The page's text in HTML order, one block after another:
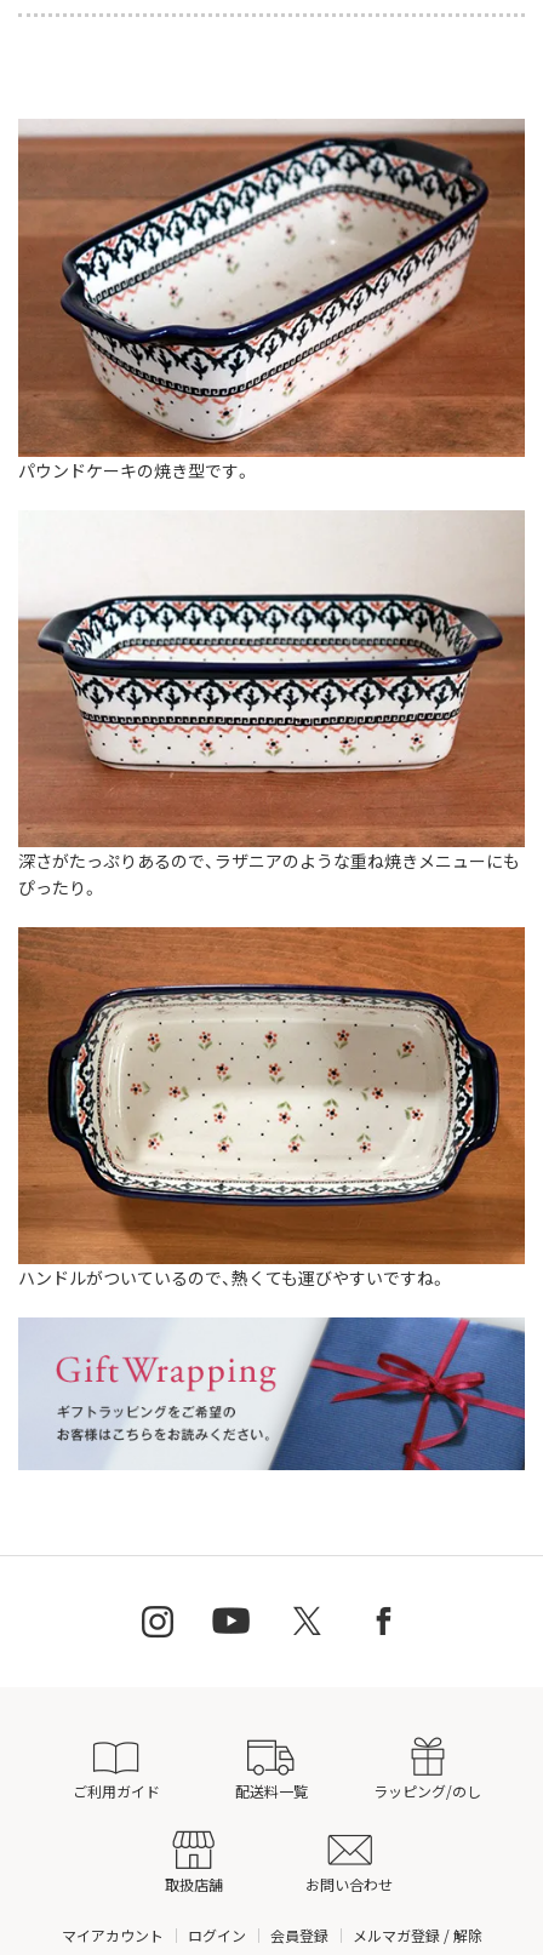
パウンドケーキの焼き型です。
深さがたっぷりあるので、ラザニアのような重ね焼きメニューにも
ぴったり。
ハンドルがついているので、熱くても運びやすいですね。
ご利用ガイド 配送料一覧 ラッピング/のし
取扱店舗 お問い合わせ
マイアカウント ログイン 会員登録
メルマガ登録 / 解除